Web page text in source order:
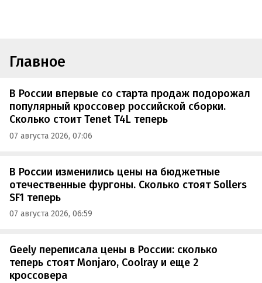
Главное
В России впервые со старта продаж подорожал
популярный кроссовер российской сборки.
Сколько стоит Tenet T4L теперь
07 августа 2026, 07:06
В России изменились цены на бюджетные
отечественные фургоны. Сколько стоят Sollers
SF1 теперь
07 августа 2026, 06:59
Geely переписала цены в России: сколько
теперь стоят Monjaro, Coolray и еще 2
кроссовера